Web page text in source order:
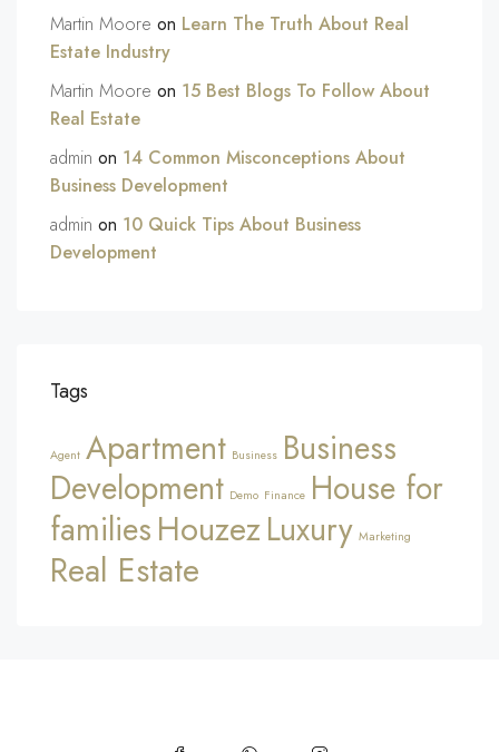
Martin Moore on Learn The Truth About Real
Estate Industry
Martin Moore on 15 Best Blogs To Follow About
Real Estate
admin on 14 Common Misconceptions About
Business Development
admin on 10 Quick Tips About Business
Development
Tags
Agent Apartment Business Business
Development Demo Finance House for
familiesHouzezLuxury Marketing
Real Estate